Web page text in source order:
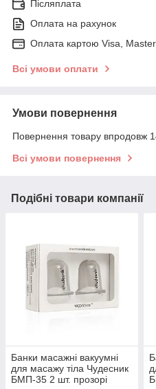
Післяплата
Оплата на рахунок
Оплата картою Visa,
Всі умови оплати
Умови повернення
Повернення товару впродовж
Всі умови повернення
Подібні товари компанії
Банки масажні вакуумні
для масажу тіла Чудесник
БМП-35 2 шт. прозорі